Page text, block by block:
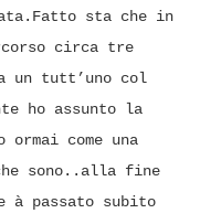
sta che in
circa tre
un tutt’uno col
ho assunto la
ormai come una
sono..alla fine
à passato subito